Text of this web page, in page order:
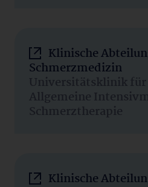
Klinische
Schmerzmedizin
Universitätsklinik für
Allgemeine
Schmerztherapie
Klinische